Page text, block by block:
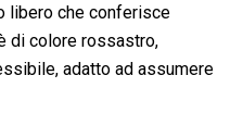
libero che conferisce
di colore rossastro,
adatto ad assumere